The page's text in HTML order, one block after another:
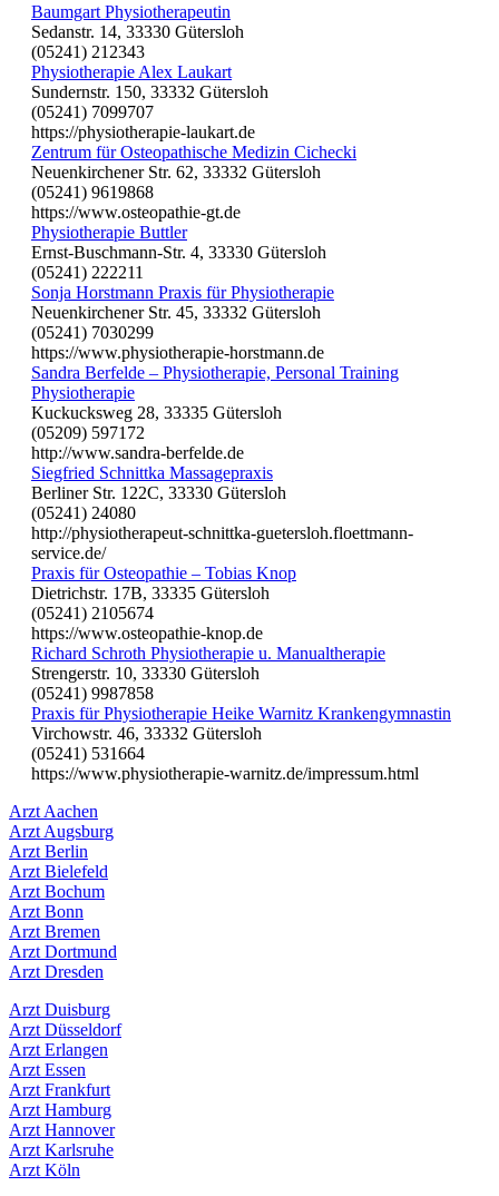
Baumgart Physiotherapeutin
Sedanstr. 14, 33330 Gütersloh
(05241) 212343
Physiotherapie Alex Laukart
Sundernstr. 150, 33332 Gütersloh
(05241) 7099707
https://physiotherapie-laukart.de
Zentrum für Osteopathische Medizin Cichecki
Neuenkirchener Str. 62, 33332 Gütersloh
(05241) 9619868
https://www.osteopathie-gt.de
Physiotherapie Buttler
Ernst-Buschmann-Str. 4, 33330 Gütersloh
(05241) 222211
Sonja Horstmann Praxis für Physiotherapie
Neuenkirchener Str. 45, 33332 Gütersloh
(05241) 7030299
https://www.physiotherapie-horstmann.de
Sandra Berfelde – Physiotherapie, Personal Training
Physiotherapie
Kuckucksweg 28, 33335 Gütersloh
(05209) 597172
http://www.sandra-berfelde.de
Siegfried Schnittka Massagepraxis
Berliner Str. 122C, 33330 Gütersloh
(05241) 24080
http://physiotherapeut-schnittka-guetersloh.floettmann-
service.de/
Praxis für Osteopathie – Tobias Knop
Dietrichstr. 17B, 33335 Gütersloh
(05241) 2105674
https://www.osteopathie-knop.de
Richard Schroth Physiotherapie u. Manualtherapie
Strengerstr. 10, 33330 Gütersloh
(05241) 9987858
Praxis für Physiotherapie Heike Warnitz Krankengymnastin
Virchowstr. 46, 33332 Gütersloh
(05241) 531664
https://www.physiotherapie-warnitz.de/impressum.html
Arzt Aachen
Arzt Augsburg
Arzt Berlin
Arzt Bielefeld
Arzt Bochum
Arzt Bonn
Arzt Bremen
Arzt Dortmund
Arzt Dresden
Arzt Duisburg
Arzt Düsseldorf
Arzt Erlangen
Arzt Essen
Arzt Frankfurt
Arzt Hamburg
Arzt Hannover
Arzt Karlsruhe
Arzt Köln